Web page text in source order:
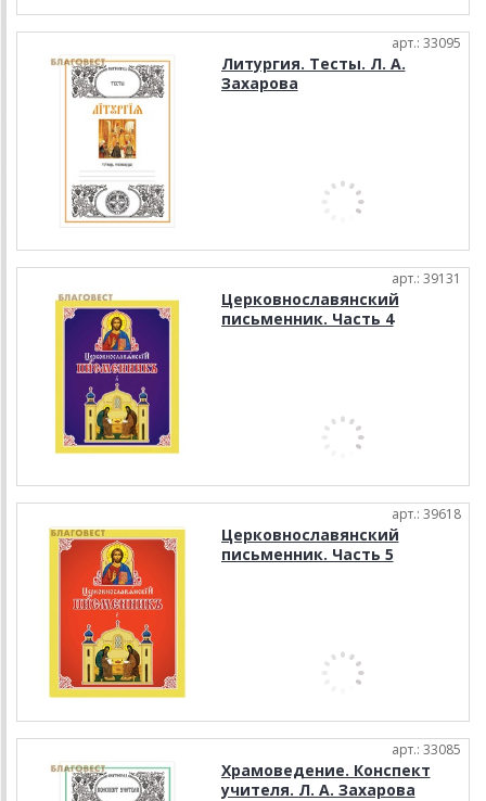
арт.: 33095
Литургия. Тесты. Л. А.
Захарова
арт.: 39131
Церковнославянский
письменник. Часть 4
арт.: 39618
Церковнославянский
письменник. Часть 5
арт.: 33085
Храмоведение. Конспект
учителя. Л. А. Захарова